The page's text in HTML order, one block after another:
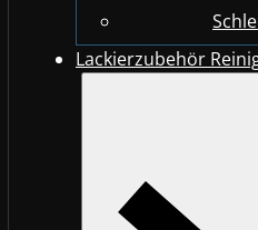
Lackierzubehör